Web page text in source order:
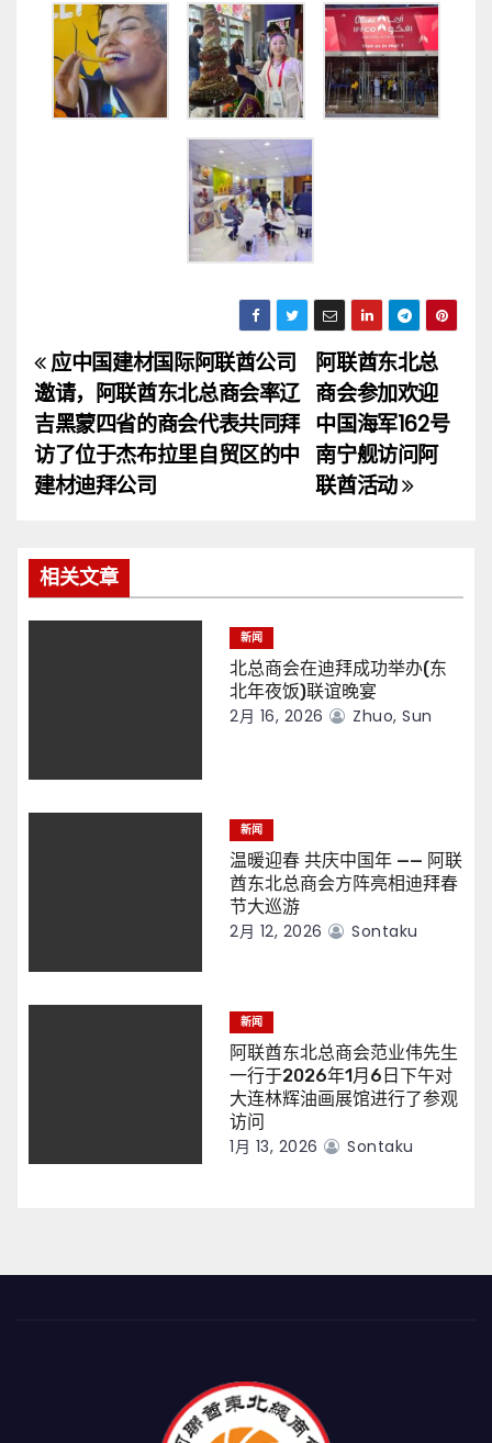
文
章
导
阿联酋东北总
商会参加欢迎
中国海军162号
南宁舰访问阿
联酋活动
应中国建材国际阿联酋公司
邀请，阿联酋东北总商会率辽
吉黑蒙四省的商会代表共同拜
访了位于杰布拉里自贸区的中
建材迪拜公司
相关文章
新闻
北总商会在迪拜成功举办(东
北年夜饭)联谊晚宴
2月 16, 2026 Zhuo, Sun
新闻
温暖迎春 共庆中国年 —— 阿联
酋东北总商会方阵亮相迪拜春
节大巡游
2月 12, 2026 Sontaku
新闻
阿联酋东北总商会范业伟先生
一行于2026年1月6日下午对
大连林辉油画展馆进行了参观
访问
1月 13, 2026 Sontaku